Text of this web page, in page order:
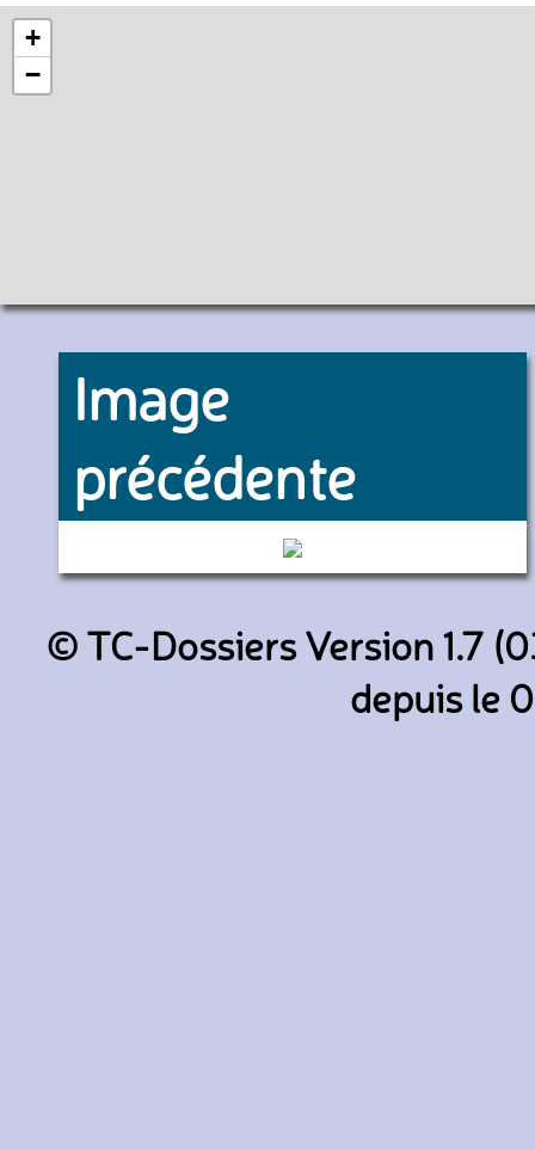
+
−
Image
précédente
6190 (RATP)
© TC-Dossiers Version 1.7
depuis le